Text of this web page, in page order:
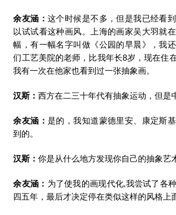
余友涵：这个时候是不多，但是我已经看
以试试看这种画风。上海的画家吴大羽就
幅，有一幅名字叫做《公园的早晨》，我
们工艺美院的老师，比我年长8岁，现在住
我有一次在他家也看到过一张抽象画。
汉斯：西方在二三十年代有抽象运动，但是
余友涵：是的，我知道蒙德里安、康定斯
到的。
汉斯：你是从什么地方发现你自己的抽象艺
余友涵： 为了使我的画现代化,我尝试了各
四五年，最后才决定停在类似这样的风格上